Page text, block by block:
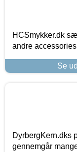
HCSmykker.dk
andre
Se
DyrbergKern.dks
gennemgår